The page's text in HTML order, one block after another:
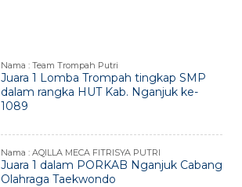
Nama : Team Trompah Putri
Juara 1 Lomba Trompah tingkap SMP
dalam rangka HUT Kab. Nganjuk ke-
1089
Nama : AQILLA MECA FITRISYA PUTRI
Juara 1 dalam PORKAB Nganjuk Cabang
Olahraga Taekwondo